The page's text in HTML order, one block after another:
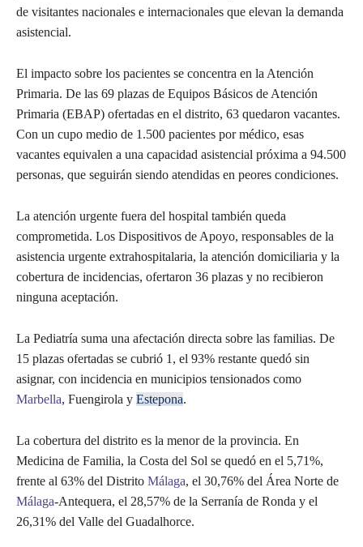
de visitantes nacionales e internacionales que elevan la demanda
asistencial.
El impacto sobre los pacientes se concentra en la Atención
Primaria. De las 69 plazas de Equipos Básicos de Atención
Primaria (EBAP) ofertadas en el distrito, 63 quedaron vacantes.
Con un cupo medio de 1.500 pacientes por médico, esas
vacantes equivalen a una capacidad asistencial próxima a 94.500
personas, que seguirán siendo atendidas en peores condiciones.
La atención urgente fuera del hospital también queda
comprometida. Los Dispositivos de Apoyo, responsables de la
asistencia urgente extrahospitalaria, la atención domiciliaria y la
cobertura de incidencias, ofertaron 36 plazas y no recibieron
ninguna aceptación.
La Pediatría suma una afectación directa sobre las familias. De
15 plazas ofertadas se cubrió 1, el 93% restante quedó sin
asignar, con incidencia en municipios tensionados como
Marbella, Fuengirola y Estepona.
La cobertura del distrito es la menor de la provincia. En
Medicina de Familia, la Costa del Sol se quedó en el 5,71%,
frente al 63% del Distrito Málaga, el 30,76% del Área Norte de
Málaga-Antequera, el 28,57% de la Serranía de Ronda y el
26,31% del Valle del Guadalhorce.